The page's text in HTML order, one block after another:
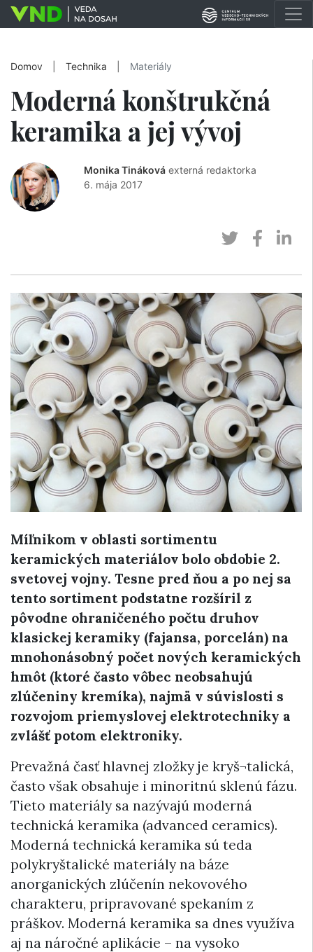
Domov Technika Materiály
Moderná konštrukčná
keramika a jej vývoj
Monika Tináková externá redaktorka
6. mája 2017
Míľnikom v oblasti sortimentu
keramických materiálov bolo obdobie 2.
svetovej vojny. Tesne pred ňou a po nej sa
tento sortiment podstatne rozšíril z
pôvodne ohraničeného počtu druhov
klasickej keramiky (fajansa, porcelán) na
mnohonásobný počet nových keramických
hmôt (ktoré často vôbec neobsahujú
zlúčeniny kremíka), najmä v súvislosti s
rozvojom priemyslovej elektrotechniky a
zvlášť potom elektroniky.
Prevažná časť hlavnej zložky je kryš¬talická,
často však obsahuje i minoritnú sklenú fázu.
Tieto materiály sa nazývajú moderná
technická keramika (advanced ceramics).
Moderná technická keramika sú teda
polykryštalické materiály na báze
anorganických zlúčenín nekovového
charakteru, pripravované spekaním z
práškov. Moderná keramika sa dnes využíva
aj na náročné aplikácie – na vysoko